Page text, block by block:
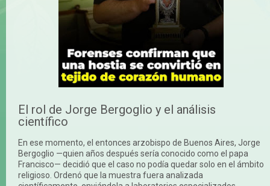
El rol de Jorge Bergoglio y el análisis
científico
En ese momento, el entonces arzobispo de Buenos Aires, Jorge
Bergoglio —quien años después sería conocido como el papa
Francisco— decidió que el caso no podía quedar solo en el ámbito
religioso. Ordenó que la muestra fuera analizada